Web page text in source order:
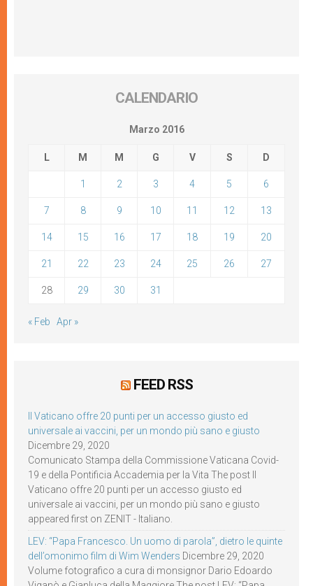
CALENDARIO
Marzo 2016
L M M G V S D
1 2 3 4 5 6
7 8 9 10 11 12 13
14 15 16 17 18 19 20
21 22 23 24 25 26 27
28 29 30 31
« Feb Apr »
FEED RSS
Il Vaticano offre 20 punti per un accesso giusto ed
universale ai vaccini, per un mondo più sano e giusto
Dicembre 29, 2020
Comunicato Stampa della Commissione Vaticana Covid-
19 e della Pontificia Accademia per la Vita The post Il
Vaticano offre 20 punti per un accesso giusto ed
universale ai vaccini, per un mondo più sano e giusto
appeared first on ZENIT - Italiano.
LEV: “Papa Francesco. Un uomo di parola”, dietro le quinte
dell’omonimo film di Wim Wenders Dicembre 29, 2020
Volume fotografico a cura di monsignor Dario Edoardo